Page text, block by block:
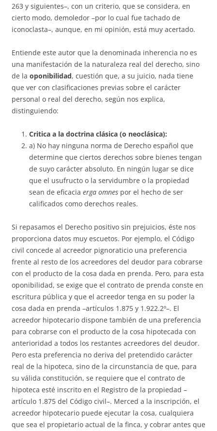
263 y siguientes–, con un cri­terio, que se considera, en
cierto modo, demoledor –por lo cual fue ta­cha­do de
iconoclasta–, aunque, en mi opinión, está muy acertado.
Entiende este autor que la denominada inherencia no es
una manifes­ta­ción de la naturaleza real del derecho, sino
de la oponibilidad, cuestión que, a su juicio, nada tiene
que ver con clasificaciones previas sobre el ca­rácter
personal o real del derecho, según nos explica,
distinguiendo:
Critica a la doctrina clásica (o neoclásica):
a) No hay ninguna norma de Derecho español que
determine que cier­tos derechos sobre bienes tengan
de suyo carácter absoluto. En ningún lu­gar se dice
que el usufructo o la servidumbre o la propiedad
sean de efi­cacia erga omnes por el hecho de ser
calificados como derechos reales.
Si repasamos el Derecho positivo sin prejuicios, éste nos
proporciona datos muy escuetos. Por ejemplo, el Código
civil concede al acreedor pig­no­raticio una preferencia
frente al resto de los acreedores del deudor para cobrarse
con el producto de la cosa dada en prenda. Pero, para esta
opo­ni­bi­lidad, se exige que el contrato de prenda conste en
escritura pública y que el acreedor tenga en su poder la
cosa dada en prenda –artículos 1.875 y 1.922.2º–. El
acreedor hipotecario dispone también de una preferencia
pa­­ra cobrarse con el producto de la cosa hipotecada con
anterioridad a to­dos los restantes acreedores del deudor.
Pero esta preferencia no deriva del pretendido carácter
real de la hipoteca, sino de la circunstancia de que, para
su válida constitución, se requiere que el contrato de
hipoteca esté ins­crito en el Registro de la propiedad –
artículo 1.875 del Código civil–. Merced a la inscripción, el
acreedor hipotecario puede ejecutar la cosa, cual­quiera
que sea el propietario actual de la finca, y cobrar antes que